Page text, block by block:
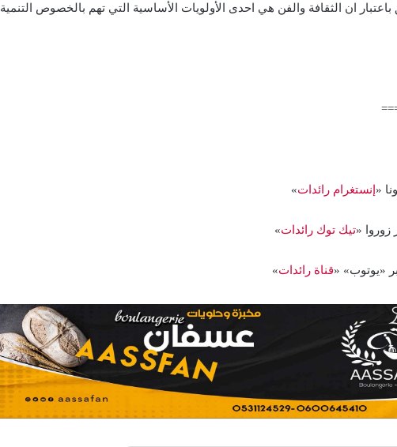
ان الثقافة والفن هي احدى الأولويات الأساسية التي تهم بالخصوص التنمية
« إنستغرام رائدات»
زوروا «تيك توك رائدات»
«يوتوب» «قناة رائدات»